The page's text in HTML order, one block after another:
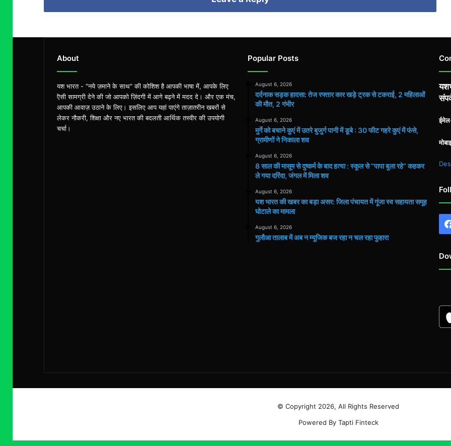
About
यश भारत - "नये ज़माने के साथ" की कोशिश है आपकी भाषा में, आपके लिए
ऎसी सामग्री देने की जो आपको ज़िंदगी में आगे बढ़ने में मदद दे। और एक मंच,
आपकी आवाज़ उठाने के लिए। इसलिए आप यहां पाएंगे ताज़ातरीन खबरों से
लेकर नौकरी, शिक्षा और नए भारत की बदलती आर्थिक तस्वीर की उपयोगी
चर्चा।
Popular Posts
August 6, 2026
दर्दनाक सड़क हादसा: तेज रफ्तार कार खड़े ट्रक से टकराई, 2 महिलाओं
की मौत, 2 गंभीर
August 6, 2026
मुर्गे को बचाने कुएं में उतरे बुजुर्ग पानी में डूबे : 30 फीट गहरे कुएं में फंसे,
ग्रामीणों ने निकाला शव
August 6, 2026
8 साल की मासूम से दुष्कर्म के बाद हत्या : स्कूल से “पापा बुला रहे” कहकर
ले गया दरिंदा, जंगल में मिला शव
August 6, 2026
यश भारत की खबर का बड़ा असर: जिला पंचायत में गूंजा स्व सहायता समूह
घोटाले का मामला
August 6, 2026
गुलौआ तालाब में अब न म्यूजिक बज रहा न चल रहा फुहारा
© Copyright 2026, All Rights Reserved
Powered By Tapti Finteck